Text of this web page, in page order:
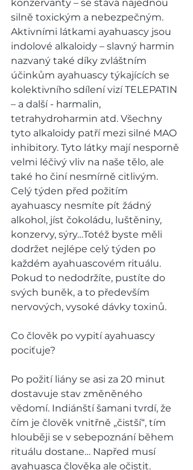
konzervanty – se stává najednou
silně toxickým a nebezpečným.
Aktivními látkami ayahuascy jsou
indolové alkaloidy – slavný harmin
nazvaný také díky zvláštním
účinkům ayahuascy týkajících se
kolektivního sdílení vizí TELEPATIN
– a další - harmalin,
tetrahydroharmin atd. Všechny
tyto alkaloidy patří mezi silné MAO
inhibitory. Tyto látky mají nesporně
velmi léčivý vliv na naše tělo, ale
také ho činí nesmírně citlivým.
Celý týden před požitím
ayahuascy nesmíte pít žádný
alkohol, jíst čokoládu, luštěniny,
konzervy, sýry…Totéž byste měli
dodržet nejlépe celý týden po
každém ayahuascovém rituálu.
Pokud to nedodržíte, pustíte do
svých buněk, a to především
nervových, vysoké dávky toxinů.
Co člověk po vypití ayahuascy
pociťuje?
Po požití liány se asi za 20 minut
dostavuje stav změněného
vědomí. Indiánští šamani tvrdí, že
čím je člověk vnitřně „čistší“, tím
hlouběji se v sebepoznání během
rituálu dostane… Napřed musí
ayahuasca člověka ale očistit.